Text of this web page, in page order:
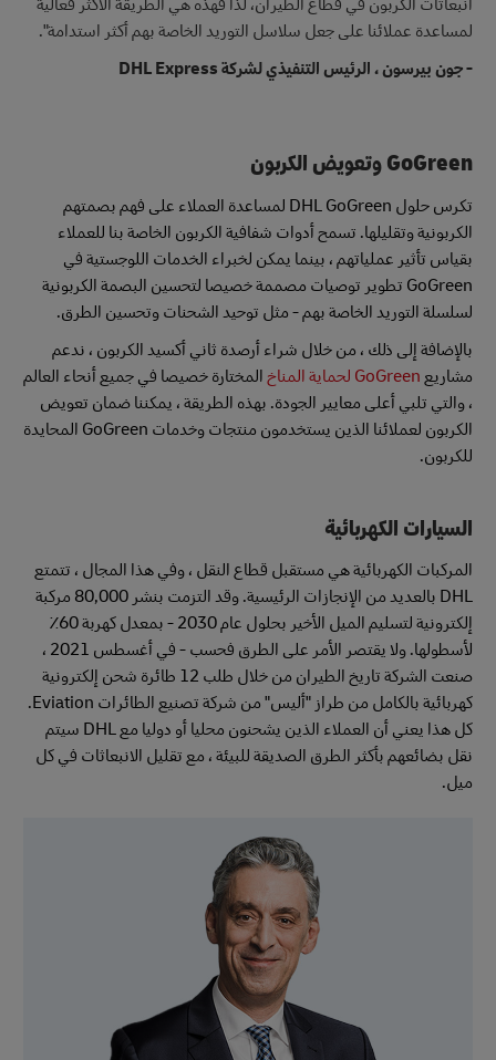
انبعاثات الكربون في قطاع الطيران، لذا فهذه هي الطريقة الأكثر فعالية
لمساعدة عملائنا على جعل سلاسل التوريد الخاصة بهم أكثر استدامة".
- جون بيرسون ، الرئيس التنفيذي لشركة DHL Express
GoGreen وتعويض الكربون
تكرس حلول DHL GoGreen لمساعدة العملاء على فهم بصمتهم
الكربونية وتقليلها. تسمح أدوات شفافية الكربون الخاصة بنا للعملاء
بقياس تأثير عملياتهم ، بينما يمكن لخبراء الخدمات اللوجستية في
GoGreen تطوير توصيات مصممة خصيصا لتحسين البصمة الكربونية
لسلسلة التوريد الخاصة بهم - مثل توحيد الشحنات وتحسين الطرق.
بالإضافة إلى ذلك ، من خلال شراء أرصدة ثاني أكسيد الكربون ، ندعم
مشاريع GoGreen لحماية المناخ
المختارة خصيصا في جميع أنحاء العالم
، والتي تلبي أعلى معايير الجودة. بهذه الطريقة ، يمكننا ضمان تعويض
الكربون لعملائنا الذين يستخدمون منتجات وخدمات GoGreen المحايدة
للكربون.
السيارات الكهربائية
المركبات الكهربائية هي مستقبل قطاع النقل ، وفي هذا المجال ، تتمتع
DHL بالعديد من الإنجازات الرئيسية. وقد التزمت بنشر 80,000 مركبة
إلكترونية لتسليم الميل الأخير بحلول عام 2030 - بمعدل كهربة 60٪
لأسطولها. ولا يقتصر الأمر على الطرق فحسب - في أغسطس 2021 ،
صنعت الشركة تاريخ الطيران من خلال طلب 12 طائرة شحن إلكترونية
كهربائية بالكامل من طراز "أليس" من شركة تصنيع الطائرات Eviation.
كل هذا يعني أن العملاء الذين يشحنون محليا أو دوليا مع DHL سيتم
نقل بضائعهم بأكثر الطرق الصديقة للبيئة ، مع تقليل الانبعاثات في كل
ميل.